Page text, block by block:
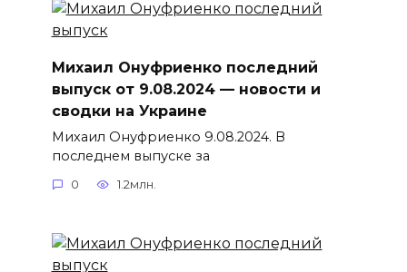
Михаил Онуфриенко последний
выпуск от 9.08.2024 — новости и
сводки на Украине
Михаил Онуфриенко 9.08.2024. В
последнем выпуске за
0 1.2млн.